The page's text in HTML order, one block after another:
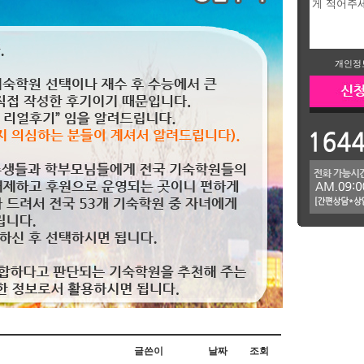
개인
글쓴이 날짜 조회